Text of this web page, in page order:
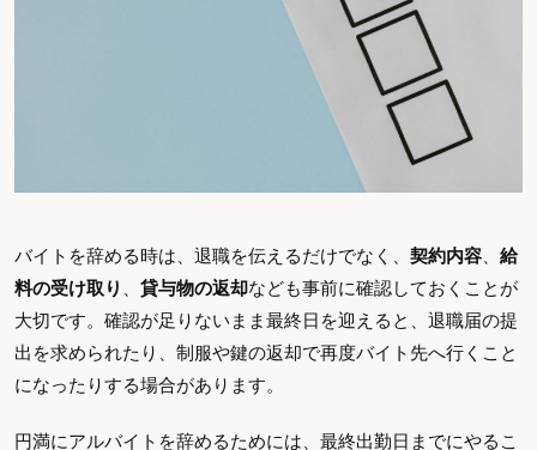
バイトを辞める時は、退職を伝えるだけでなく、 契約内容、 給
料の受け取り
貸与物の返却なども事前に確認しておくことが
大切です。確認が足りないまま最終日を迎えると、退職届の提
出を求められたり、制服や鍵の返却で再度バイト先へ行くこと
になったりする場合があります。
円満にアルバイトを辞めるためには、最終出勤日までにやるこ